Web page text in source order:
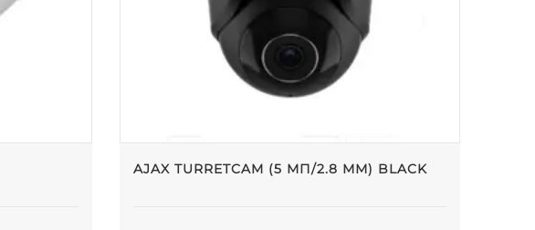
AJAX TURRETCAM (5 МП/2.8 ММ) BLACK